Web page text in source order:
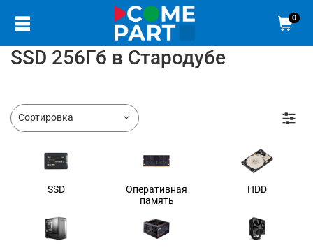
0
SSD 256Гб в Стародубе
SSD
Оперативная
память
HDD